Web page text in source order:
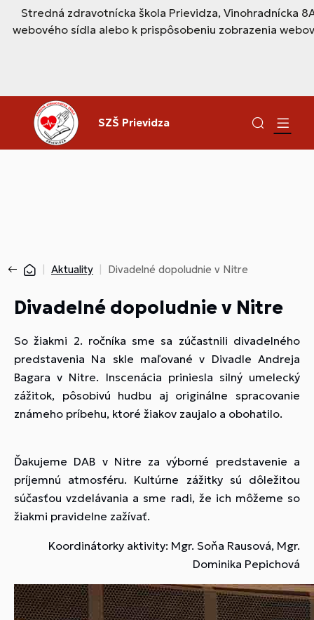
Stredná zdravotnícka škola Prievidza, Vinohradnícka
webového sídla alebo k prispôsobeniu zobrazenia
SZŠ Prievidza
Aktuality Divadelné dopoludnie v Nitre
Divadelné dopoludnie v Nitre
So žiakmi 2. ročníka sme sa zúčastnili divadelného
predstavenia Na skle maľované v Divadle Andreja
Bagara v Nitre. Inscenácia priniesla silný umelecký
zážitok, pôsobivú hudbu aj originálne spracovanie
známeho príbehu, ktoré žiakov zaujalo a obohatilo.
Ďakujeme DAB v Nitre za výborné predstavenie a
príjemnú atmosféru. Kultúrne zážitky sú dôležitou
súčasťou vzdelávania a sme radi, že ich môžeme so
žiakmi pravidelne zažívať.
Koordinátorky aktivity: Mgr. Soňa Rausová, Mgr.
Dominika Pepichová